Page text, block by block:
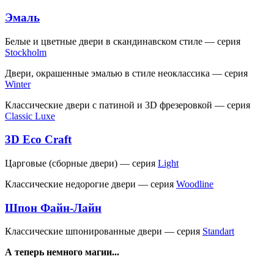
Эмаль
Белые и цветные двери в скандинавском стиле — серия
Stockholm
Двери, окрашенные эмалью в стиле неоклассика — серия
Winter
Классические двери c патиной и 3D фрезеровкой — серия
Classic Luxe
3D Eco Craft
Царговые (сборные двери) — серия Light
Классические недорогие двери — серия Woodline
Шпон Файн-Лайн
Классические шпонированные двери — серия Standart
А теперь немного магии...